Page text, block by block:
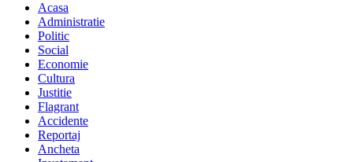
Acasa
Administratie
Politic
Social
Economie
Cultura
Justitie
Flagrant
Accidente
Reportaj
Ancheta